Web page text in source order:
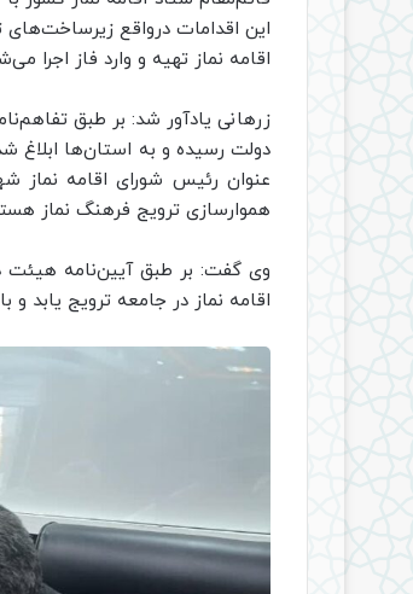
این اقدامات درواقع
اقامه نماز تهیه و وارد فاز اجرا
زرهانی یادآور شد: بر طبق
دولت رسیده و به استان‌ها ابلاغ
عنوان رئیس شورای اقامه نماز
هموارسازی ترویج فرهنگ نماز
وی گفت: بر طبق آیین‌نامه هیئت
اقامه نماز در جامعه ترویج یابد و